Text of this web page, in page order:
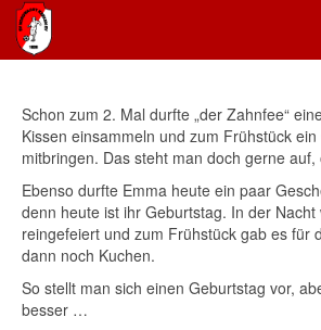
Schon zum 2. Mal durfte „der Zahnfee“
Kissen einsammeln und zum Frühstück
mitbringen. Das steht man doch gerne auf,
Ebenso durfte Emma heute ein paar
denn heute ist ihr Geburtstag. In der Nacht
reingefeiert und zum Frühstück gab es für
dann noch Kuchen.
So stellt man sich einen Geburtstag vor,
besser …